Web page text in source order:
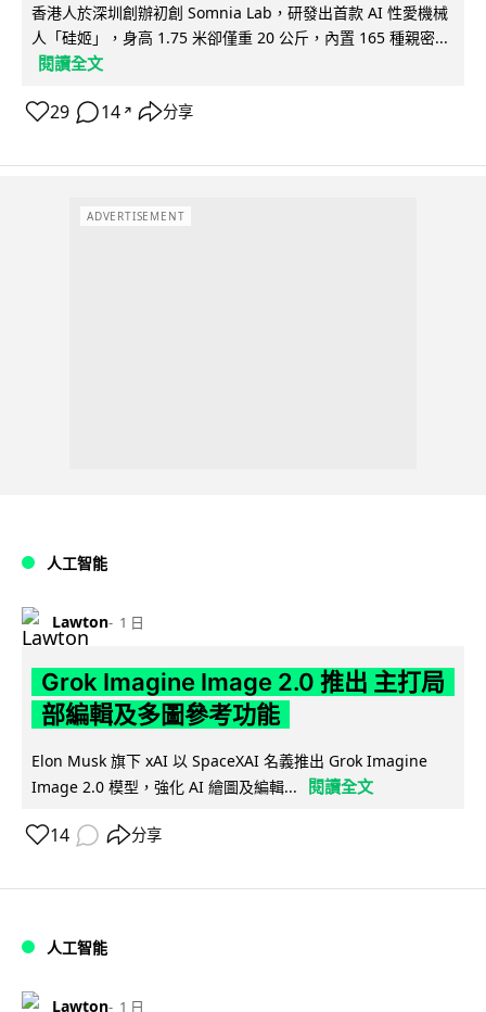
香港人於深圳創辦初創 Somnia Lab，研發出首款 AI 性愛機械
人「硅姬」，身高 1.75 米卻僅重 20 公斤，內置 165 種親密...
閱讀全文
29 14 ↗ 分享
ADVERTISEMENT
人工智能
Lawton 1 日
Grok Imagine Image 2.0 推出 主打局
部編輯及多圖參考功能
Elon Musk 旗下 xAI 以 SpaceXAI 名義推出 Grok Imagine
Image 2.0 模型，強化 AI 繪圖及編輯...
閱讀全文
14 分享
人工智能
Lawton 1 日